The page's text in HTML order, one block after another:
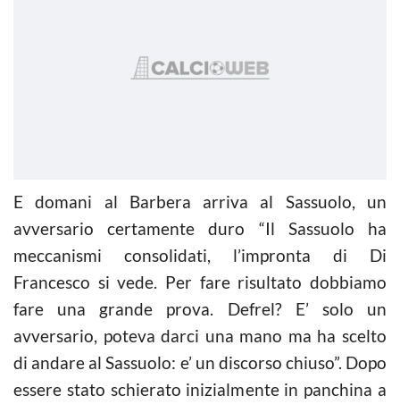
E domani al Barbera arriva al Sassuolo, un
avversario certamente duro “Il Sassuolo ha
meccanismi consolidati, l’impronta di Di
Francesco si vede. Per fare risultato dobbiamo
fare una grande prova. Defrel? E’ solo un
avversario, poteva darci una mano ma ha scelto
di andare al Sassuolo: e’ un discorso chiuso”. Dopo
essere stato schierato inizialmente in panchina a